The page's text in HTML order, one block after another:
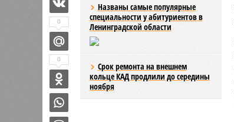
Названы самые популярные
специальности у абитуриентов в
Ленинградской области
Срок ремонта на внешнем
кольце КАД продлили до середины
ноября
0
0